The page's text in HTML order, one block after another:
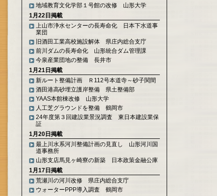
地域教育文化学部１号館の改修 山形大学
1月22日掲載
上山市浄水センターの長寿命化 日本下水道事
業団
旧酒田工業高校施設解体 県庄内総合支庁
前川ダムの長寿命化 山形統合ダム管理課
今泉産業団地の整備 長井市
1月21日掲載
新ルート整備計画 Ｒ112号本道寺～砂子関間
酒田港高砂埋立護岸整備 県土整備部
YAAS本館棟改修 山形大学
人工芝グラウンドを整備 鶴岡市
24年度第３回建設業景況調査 東日本建設業保
証
1月20日掲載
最上川水系河川整備計画の見直し 山形河川国
道事務所
山形支店馬見ヶ崎寮の新築 日本政策金融公庫
1月17日掲載
荒瀬川の河川改修 県庄内総合支庁
ウォーターPPP導入調査 鶴岡市